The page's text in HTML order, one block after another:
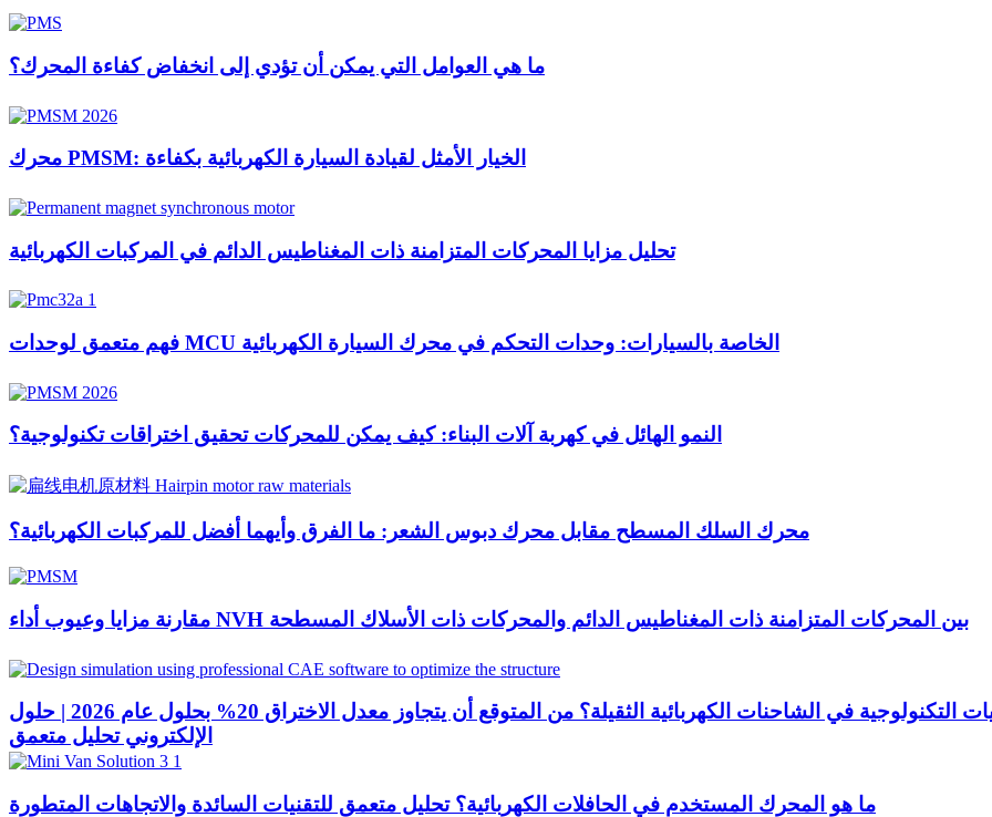
ما هي العوامل التي يمكن أن تؤدي إلى انخفاض كفاءة المحرك؟
محرك PMSM: الخيار الأمثل لقيادة السيارة الكهربائية بكفاءة
تحليل مزايا المحركات المتزامنة ذات المغناطيس الدائم في المركبات الكهربائية
فهم متعمق لوحدات MCU الخاصة بالسيارات: وحدات التحكم في محرك السيارة الكهربائية
النمو الهائل في كهربة آلات البناء: كيف يمكن للمحركات تحقيق اختراقات تكنولوجية؟
محرك السلك المسطح مقابل محرك دبوس الشعر: ما الفرق وأيهما أفضل للمركبات الكهربائية؟
مقارنة مزايا وعيوب أداء NVH بين المحركات المتزامنة ذات المغناطيس الدائم والمحركات ذات الأسلاك المسطحة
كيف تقود المحاور الإلكترونية الترقيات التكنولوجية في الشاحنات الكهربائية الثقيلة؟ من المتوقع أن يتجاوز معدل الاختراق 20% بحلول عام 2026 | حلول PUMBAA للمحور
الإلكتروني تحليل متعمق
ما هو المحرك المستخدم في الحافلات الكهربائية؟ تحليل متعمق للتقنيات السائدة والاتجاهات المتطورة